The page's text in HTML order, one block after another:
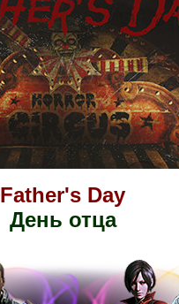
Father's Day
День отца